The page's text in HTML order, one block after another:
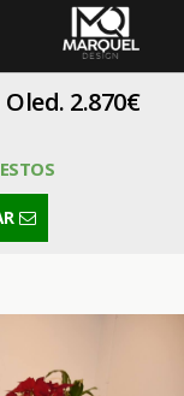
2.870€
Imagen where